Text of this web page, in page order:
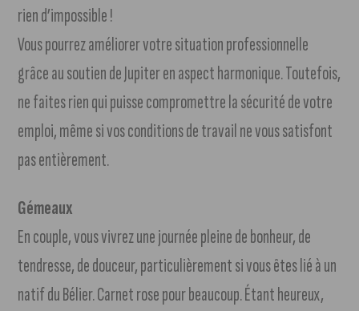
rien d’impossible !
Vous pourrez améliorer votre situation professionnelle
grâce au soutien de Jupiter en aspect harmonique. Toutefois,
ne faites rien qui puisse compromettre la sécurité de votre
emploi, même si vos conditions de travail ne vous satisfont
pas entièrement.
Gémeaux
En couple, vous vivrez une journée pleine de bonheur, de
tendresse, de douceur, particulièrement si vous êtes lié à un
natif du Bélier. Carnet rose pour beaucoup. Étant heureux,